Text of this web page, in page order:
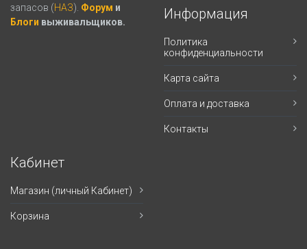
запасов (НАЗ). Форум и
Блоги выживальщиков.
Информация
Политика
конфиденциальности
Карта сайта
Оплата и доставка
Контакты
Кабинет
Магазин (личный Кабинет)
Корзина